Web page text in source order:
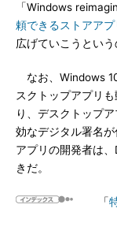
「Windows
頼できるストアア
広げていこうという
なお、Windows
スクトップアプリ
り、デスクトップ
効なデジタル署名
アプリの開発者は
きだ。
「